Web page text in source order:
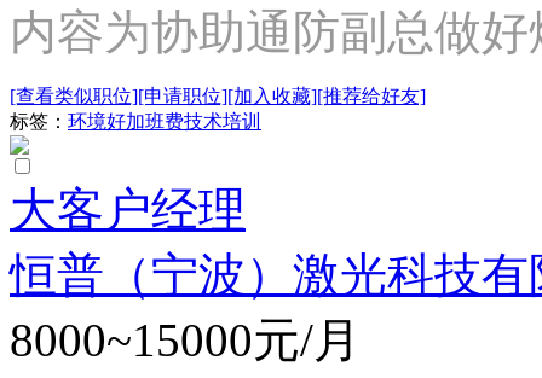
内容为协助通防副总做
[查看类似职位][申请职位][加入收藏][推荐给好友]
标签： 环境好加班费技术培训
大客户经理
恒普（宁波）激光科技有
8000~15000元/月